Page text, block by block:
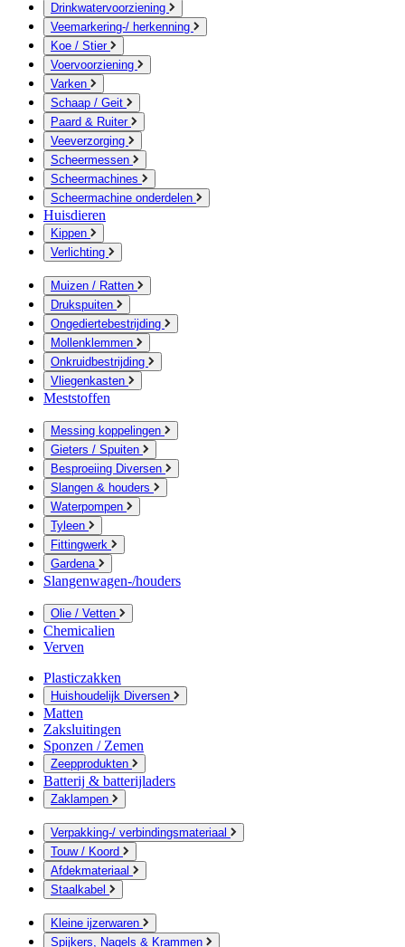
Drinkwatervoorziening
Veemarkering-/ herkenning
Koe / Stier
Voervoorziening
Varken
Schaap / Geit
Paard & Ruiter
Veeverzorging
Scheermessen
Scheermachines
Scheermachine onderdelen
Huisdieren
Kippen
Verlichting
Muizen / Ratten
Drukspuiten
Ongediertebestrijding
Mollenklemmen
Onkruidbestrijding
Vliegenkasten
Meststoffen
Messing koppelingen
Gieters / Spuiten
Besproeiing Diversen
Slangen & houders
Waterpompen
Tyleen
Fittingwerk
Gardena
Slangenwagen-/houders
Olie / Vetten
Chemicalien
Verven
Plasticzakken
Huishoudelijk Diversen
Matten
Zaksluitingen
Sponzen / Zemen
Zeepprodukten
Batterij & batterijladers
Zaklampen
Verpakking-/ verbindingsmateriaal
Touw / Koord
Afdekmateriaal
Staalkabel
Kleine ijzerwaren
Spijkers, Nagels & Krammen